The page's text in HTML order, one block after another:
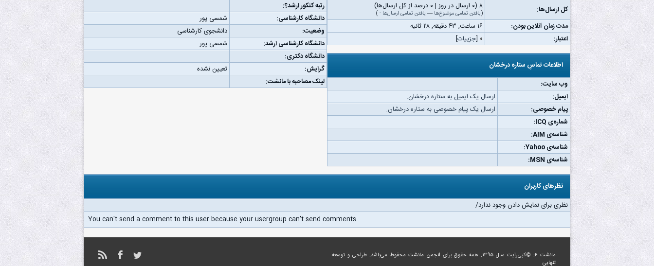
کل ارسال‌ها:
۸ (۰ ارسال در روز | ۰ درصد از کل ارسال‌ها)
(یافتن تمامی موضوع‌ها — یافتن تمامی ارسال‌ها -
)
مدت زمان آنلاین بودن:
۱۶ ساعت, ۴۳ دقیقه, ۲۸ ثانیه
اعتبار:
۰ [جزییات]
اطلاعات تماسِ ستاره درخشان
وب‌ سایت:
ایمیل:
ارسال یک ایمیل به ستاره درخشان.
پیام خصوصی:
ارسال یک پیام خصوصی به ستاره درخشان.
شماره‌ی ICQ:
شناسه‌ی AIM:
شناسه‌ی Yahoo:
شناسه‌ی MSN:
رتبه کنکور ارشد؟:
دانشگاه کارشناسی:
شمسی پور
وضعیت:
دانشجوی کارشناسی
دانشگاه کارشناسی ارشد:
شمسی پور
دانشگاه دکتری:
گرایش:
تعیین نشده
لینک مصاحبه با مانشت:
نظرهای کاربران
نظری برای نمایش دادن وجود ندارد/
You can't send a comment to this user because your usergroup can't send comments.
مانشت ۴: ©کپی‌رایت سال ۱۳۹۵. همه حقوق برای انجمن مانشت محفوظ می‌باشد. طراحی و توسعه
تنهایی